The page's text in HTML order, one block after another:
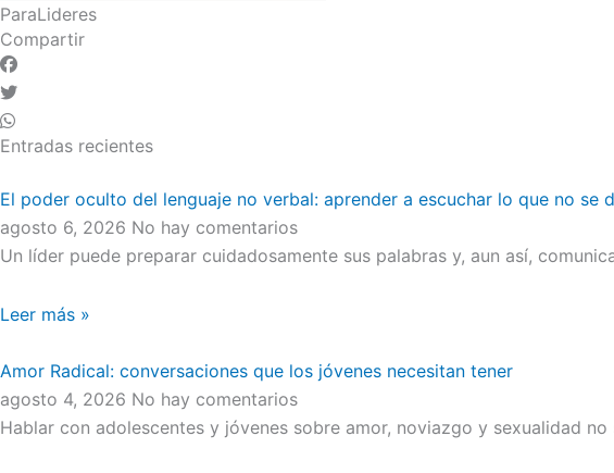
ParaLideres
Compartir
Entradas recientes
El poder oculto del lenguaje no verbal: aprender a escuchar lo que no se
agosto 6, 2026 No hay comentarios
Un líder puede preparar cuidadosamente sus palabras y, aun así,
Leer más »
Amor Radical: conversaciones que los jóvenes necesitan tener
agosto 4, 2026 No hay comentarios
Hablar con adolescentes y jóvenes sobre amor, noviazgo y sexualidad